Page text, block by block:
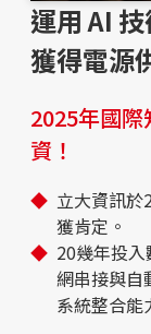
運用 AI
獲得電源
2025年國
資！
立大資訊於
獲肯定。
20幾年投
網串接與自
系統整合能